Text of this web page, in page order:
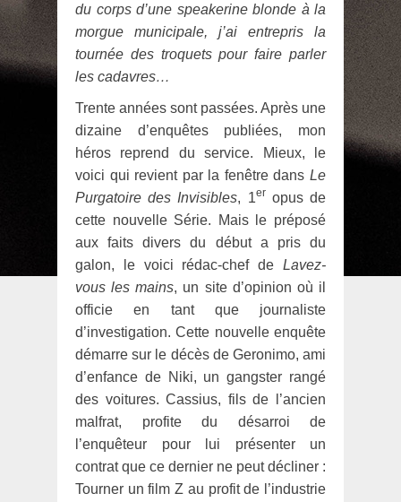
du corps d’une speakerine blonde à la
morgue municipale, j’ai entrepris la
tournée des troquets pour faire parler
les cadavres…
Trente années sont passées. Après une
dizaine d’enquêtes publiées, mon
héros reprend du service. Mieux, le
voici qui revient par la fenêtre dans Le
Purgatoire des Invisibles, 1er opus de
cette nouvelle Série. Mais le préposé
aux faits divers du début a pris du
galon, le voici rédac-chef de Lavez-
vous les mains, un site d’opinion où il
officie en tant que journaliste
d’investigation. Cette nouvelle enquête
démarre sur le décès de Geronimo, ami
d’enfance de Niki, un gangster rangé
des voitures. Cassius, fils de l’ancien
malfrat, profite du désarroi de
l’enquêteur pour lui présenter un
contrat que ce dernier ne peut décliner :
Tourner un film Z au profit de l’industrie